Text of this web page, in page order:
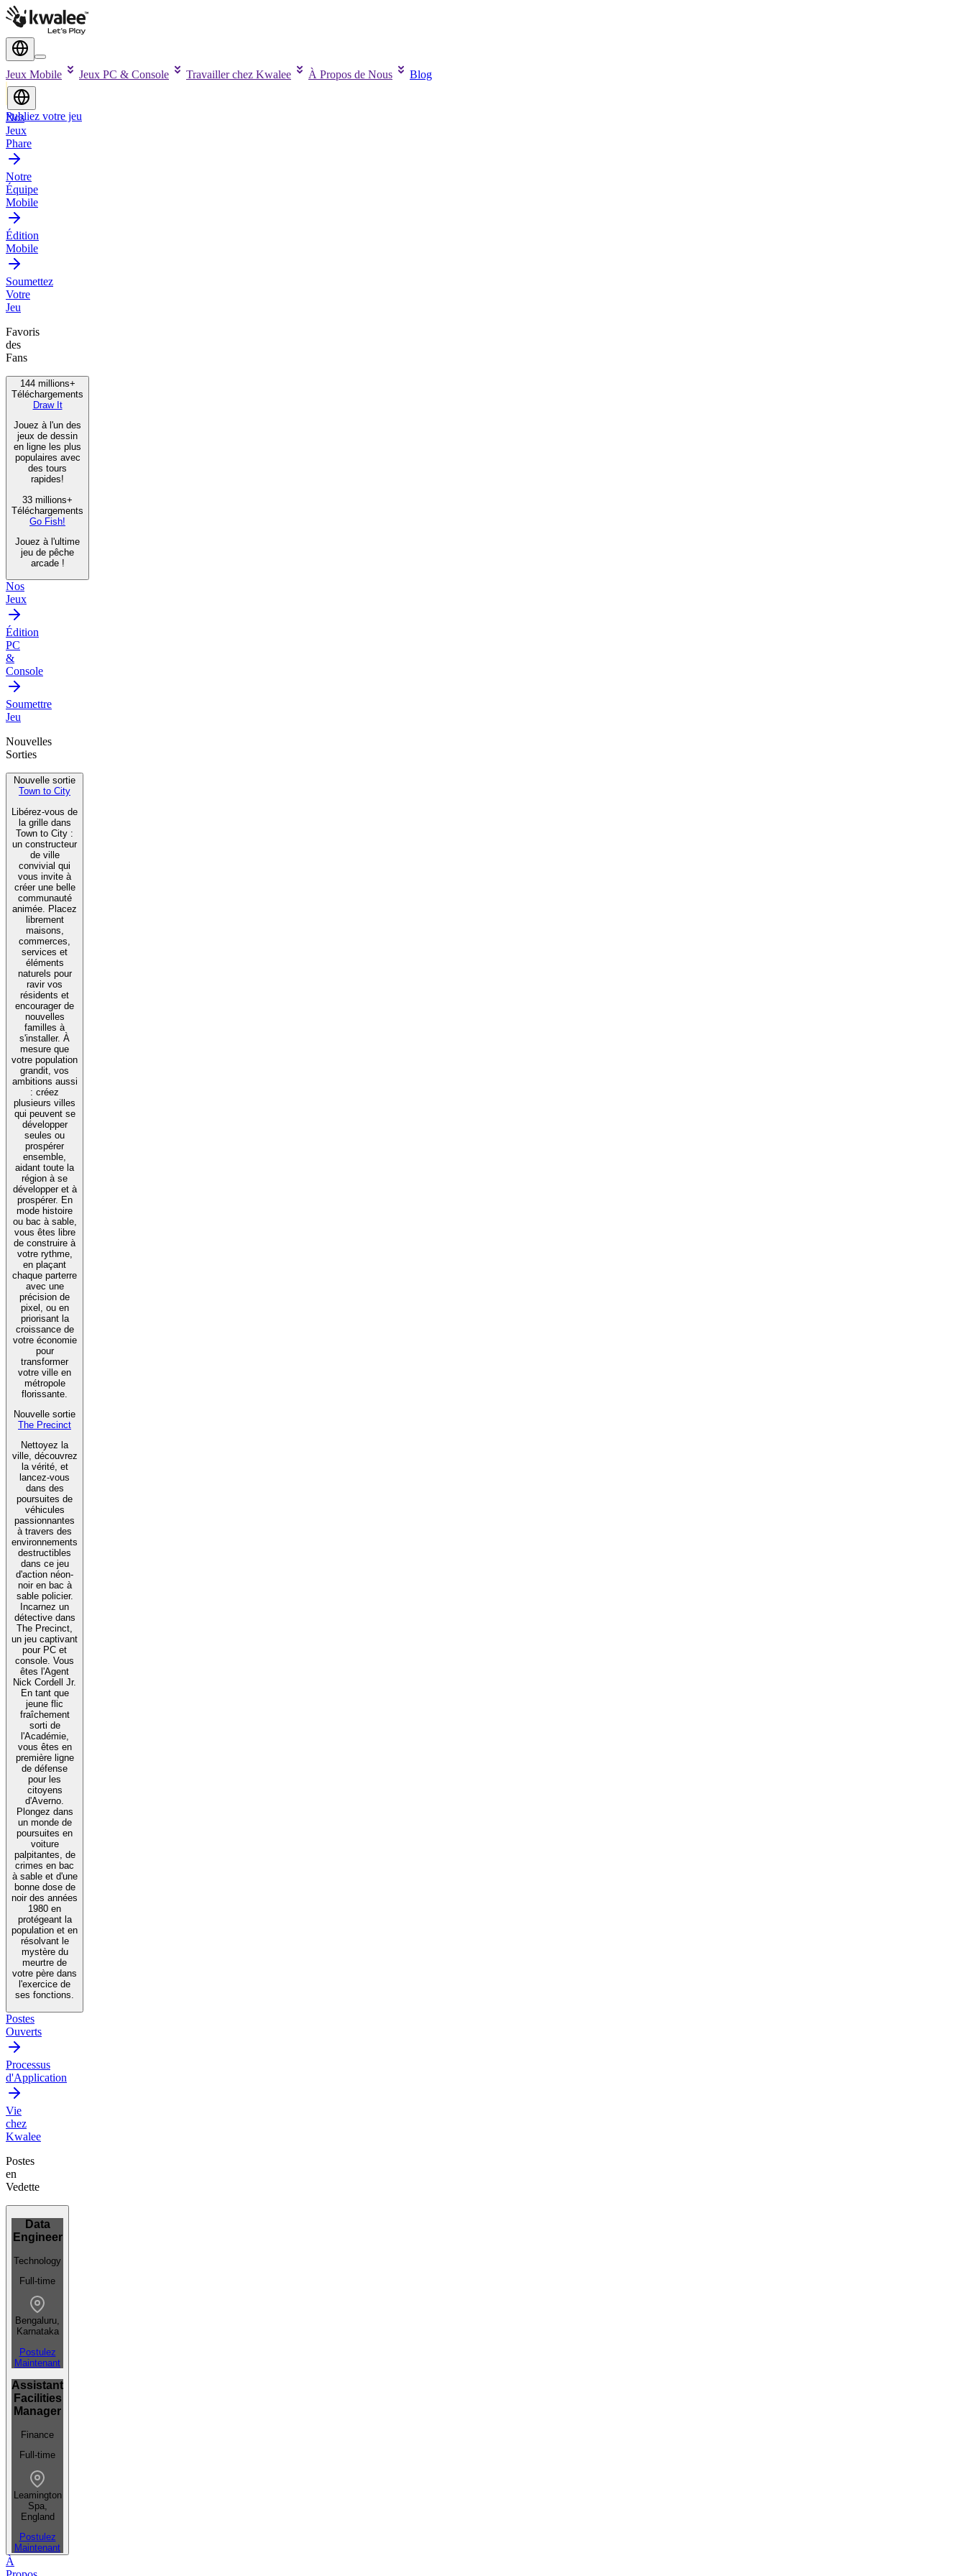
Jeux Mobile Jeux PC & Console Travailler chez Kwalee À Propos de Nous Blog
Publiez votre jeu
Nos
Jeux
Phare
Notre
Équipe
Mobile
Édition
Mobile
Soumettez
Votre
Jeu
Favoris
des
Fans
144 millions+
Téléchargements
Draw It
Jouez à l'un des
jeux de dessin
en ligne les plus
populaires avec
des tours
rapides!
33 millions+
Téléchargements
Go Fish!
Jouez à l'ultime
jeu de pêche
arcade !
Nos
Jeux
Édition
PC
&
Console
Soumettre
Jeu
Nouvelles
Sorties
Nouvelle sortie
Town to City
Libérez-vous de
la grille dans
Town to City :
un constructeur
de ville
convivial qui
vous invite à
créer une belle
communauté
animée. Placez
librement
maisons,
commerces,
services et
éléments
naturels pour
ravir vos
résidents et
encourager de
nouvelles
familles à
s'installer. À
mesure que
votre population
grandit, vos
ambitions aussi
: créez
plusieurs villes
qui peuvent se
développer
seules ou
prospérer
ensemble,
aidant toute la
région à se
développer et à
prospérer. En
mode histoire
ou bac à sable,
vous êtes libre
de construire à
votre rythme,
en plaçant
chaque parterre
avec une
précision de
pixel, ou en
priorisant la
croissance de
votre économie
pour
transformer
votre ville en
métropole
florissante.
Nouvelle sortie
The Precinct
Nettoyez la
ville, découvrez
la vérité, et
lancez-vous
dans des
poursuites de
véhicules
passionnantes
à travers des
environnements
destructibles
dans ce jeu
d'action néon-
noir en bac à
sable policier.
Incarnez un
détective dans
The Precinct,
un jeu captivant
pour PC et
console. Vous
êtes l'Agent
Nick Cordell Jr.
En tant que
jeune flic
fraîchement
sorti de
l'Académie,
vous êtes en
première ligne
de défense
pour les
citoyens
d'Averno.
Plongez dans
un monde de
poursuites en
voiture
palpitantes, de
crimes en bac
à sable et d'une
bonne dose de
noir des années
1980 en
protégeant la
population et en
résolvant le
mystère du
meurtre de
votre père dans
l'exercice de
ses fonctions.
Postes
Ouverts
Processus
d'Application
Vie
chez
Kwalee
Postes
en
Vedette
Data
Engineer
Technology
Full-time
Bengaluru,
Karnataka
Postulez
Maintenant
Assistant
Facilities
Manager
Finance
Full-time
Leamington
Spa,
England
Postulez
Maintenant
À